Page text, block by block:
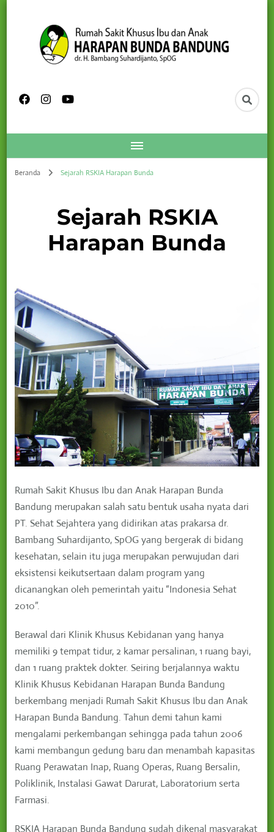
Beranda Sejarah RSKIA Harapan Bunda
Sejarah RSKIA
Harapan Bunda
Rumah Sakit Khusus Ibu dan Anak Harapan Bunda
Bandung merupakan salah satu bentuk usaha nyata dari
PT. Sehat Sejahtera yang didirikan atas prakarsa dr.
Bambang Suhardijanto, SpOG yang bergerak di bidang
kesehatan, selain itu juga merupakan perwujudan dari
eksistensi keikutsertaan dalam program yang
dicanangkan oleh pemerintah yaitu “Indonesia Sehat
2010”.
Berawal dari Klinik Khusus Kebidanan yang hanya
memiliki 9 tempat tidur, 2 kamar persalinan, 1 ruang bayi,
dan 1 ruang praktek dokter. Seiring berjalannya waktu
Klinik Khusus Kebidanan Harapan Bunda Bandung
berkembang menjadi Rumah Sakit Khusus Ibu dan Anak
Harapan Bunda Bandung. Tahun demi tahun kami
mengalami perkembangan sehingga pada tahun 2006
kami membangun gedung baru dan menambah kapasitas
Ruang Perawatan Inap, Ruang Operas, Ruang Bersalin,
Poliklinik, Instalasi Gawat Darurat, Laboratorium serta
Farmasi.
RSKIA Harapan Bunda Bandung sudah dikenal masyarakat